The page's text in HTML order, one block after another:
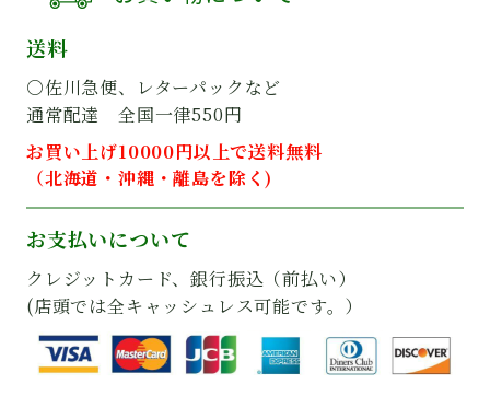
送料
○佐川急便、レターパックなど
通常配達 全国一律550円
お買い上げ10000円以上で送料無料
（北海道・沖縄・離島を除く)
お支払いについて
クレジットカード、銀行振込（前払い）
(店頭では全キャッシュレス可能です。）